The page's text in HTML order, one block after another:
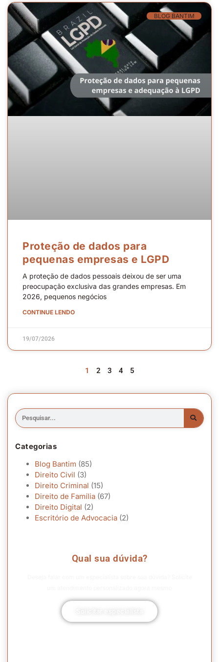
BLOG BANTIM
Proteção de dados para
pequenas empresas e LGPD
A proteção de dados pessoais deixou de ser uma
preocupação exclusiva das grandes empresas. Em
2026, pequenos negócios
CONTINUE LENDO
19/07/2026
1 2 3 4 5
Categorias
Blog Bantim (85)
Direito Civil (3)
Direito Criminal (15)
Direito de Família (67)
Direito Digital (2)
Escritório de Advocacia (2)
Qual sua dúvida?